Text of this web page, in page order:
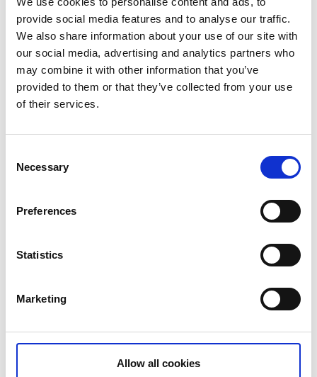
provide social media features and to analyse our traffic.
We also share information about your use of our site with
our social media, advertising and analytics partners who
may combine it with other information that you’ve
provided to them or that they’ve collected from your use
of their services.
Selection
Necessary
Preferences
Statistics
Marketing
Allow all cookies
plocka upp gäster i Göteborg eller ta en tur Tjörn
runt? Som sällskap väljer ni att äta ombord eller göra
restaurangbesök utefter kustremsan.
Läs mer omCharter.